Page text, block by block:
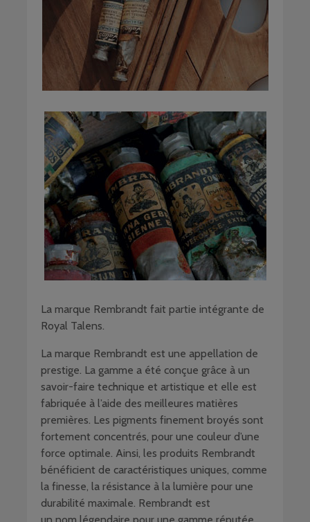
La marque Rembrandt fait partie intégrante de
Royal Talens.
La marque Rembrandt est une appellation de
prestige. La gamme a été conçue grâce à un
savoir-faire technique et artistique et elle est
fabriquée à l’aide des meilleures matières
premières. Les pigments finement broyés sont
fortement concentrés, pour une couleur d’une
force optimale. Ainsi, les produits Rembrandt
bénéficient de caractéristiques uniques, comme
la finesse, la résistance à la lumière pour une
durabilité maximale. Rembrandt est